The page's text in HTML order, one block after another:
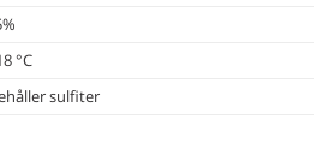
°C
sulfiter